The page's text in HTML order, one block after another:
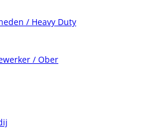
/ Heavy Duty
/ Ober